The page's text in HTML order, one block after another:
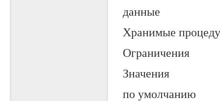
данные
Хранимые
Ограничения
Значения
по умолчанию